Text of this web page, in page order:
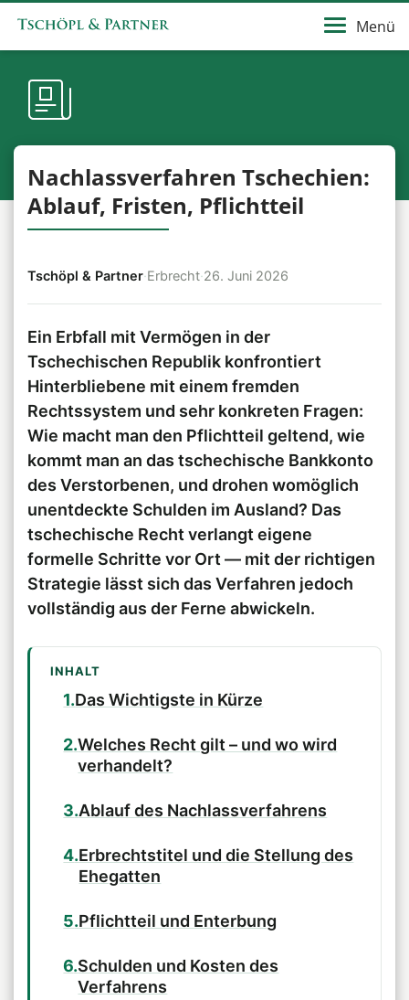
Menü
Nachlassverfahren Tschechien:
Ablauf, Fristen, Pflichtteil
Tschöpl & Partner·Erbrecht·26. Juni 2026
Ein Erbfall mit Vermögen in der
Tschechischen Republik konfrontiert
Hinterbliebene mit einem fremden
Rechtssystem und sehr konkreten Fragen:
Wie macht man den Pflichtteil geltend, wie
kommt man an das tschechische Bankkonto
des Verstorbenen, und drohen womöglich
unentdeckte Schulden im Ausland? Das
tschechische Recht verlangt eigene
formelle Schritte vor Ort — mit der richtigen
Strategie lässt sich das Verfahren jedoch
vollständig aus der Ferne abwickeln.
INHALT
Das Wichtigste in Kürze
Welches Recht gilt – und wo wird
verhandelt?
Ablauf des Nachlassverfahrens
Erbrechtstitel und die Stellung des
Ehegatten
Pflichtteil und Enterbung
Schulden und Kosten des
Verfahrens